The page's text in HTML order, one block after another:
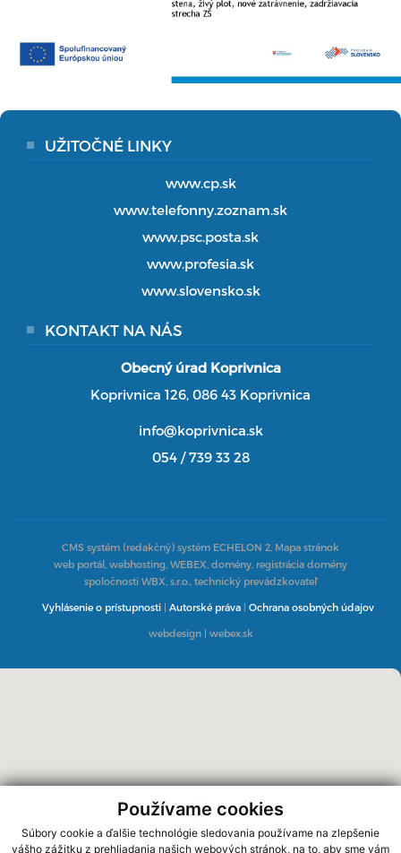
Používame cookies
Súbory cookie a ďalšie technológie sledovania používame na zlepšenie
vášho zážitku z prehliadania našich webových stránok, na to, aby sme vám
UŽITOČNÉ LINKY
www.cp.sk
www.telefonny.zoznam.sk
www.psc.posta.sk
www.profesia.sk
www.slovensko.sk
KONTAKT NA NÁS
Obecný úrad Koprivnica
Koprivnica 126, 086 43 Koprivnica
info@koprivnica.sk
054 / 739 33 28
CMS systém (redakčný) systém ECHELON 2, Mapa stránok
web portál, webhosting, WEBEX, domény, registrácia domény
spoločnosti WBX, s.r.o., technický prevádzkovateľ
Vyhlásenie o prístupnosti | Autorské práva | Ochrana osobných údajov
webdesign| webex.sk